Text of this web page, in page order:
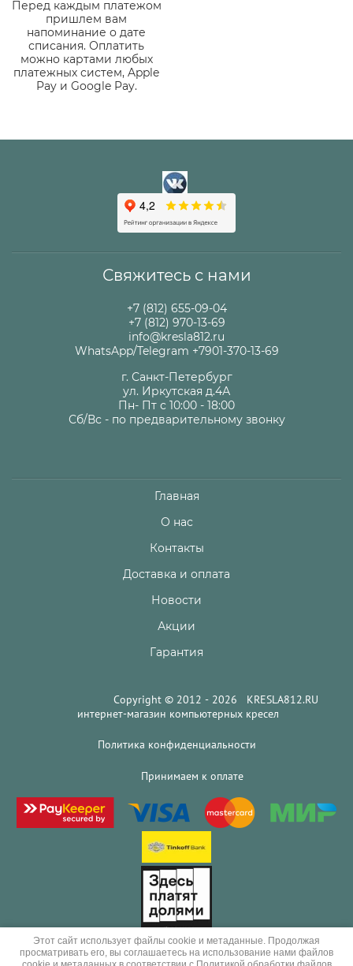
Перед каждым платежом
пришлем вам
напоминание о дате
списания. Оплатить
можно картами любых
платежных систем, Apple
Pay и Google Pay.
Свяжитесь с нами
+7 (812) 655-09-04
+7 (812) 970-13-69
info@kresla812.ru
WhatsApp/Telegram +7901-370-13-69
г. Санкт-Петербург
ул. Иркутская д.4А
Пн- Пт с 10:00 - 18:00
Сб/Вс - по предварительному звонку
Главная
О нас
Контакты
Доставка и оплата
Новости
Акции
Гарантия
Copyright © 2012 - 2026 KRESLA812.RU
интернет-магазин компьютерных кресел
Политика конфиденциальности
Принимаем к оплате
Этот сайт использует файлы cookie и метаданные. Продолжая
просматривать его, вы соглашаетесь на использование нами файлов